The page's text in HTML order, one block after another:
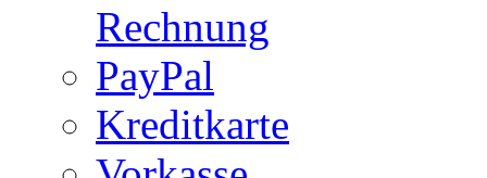
Rechnung
PayPal
Kreditkarte